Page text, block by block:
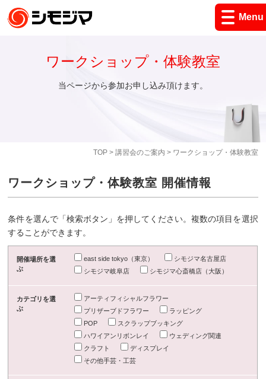
Menu
TOP> 講習会のご案内 > ワークショップ・体験教室
ワークショップ・体験教室
当ページから参加お申し込み頂けます。
ワークショップ・体験教室 開催情報
条件を選んで「検索ボタン」を押してください。複数の項目を選択
することができます。
開催場所を選
ぶ
east side tokyo（東京）
シモジマ名古屋店
シモジマ岐阜店
シモジマ心斎橋店（大阪）
カテゴリを選
ぶ
アーティフィシャルフラワー
プリザーブドフラワー
ラッピング
POP
スクラップブッキング
ハワイアンリボンレイ
ウェディング関連
クラフト
ディスプレイ
その他手芸・工芸